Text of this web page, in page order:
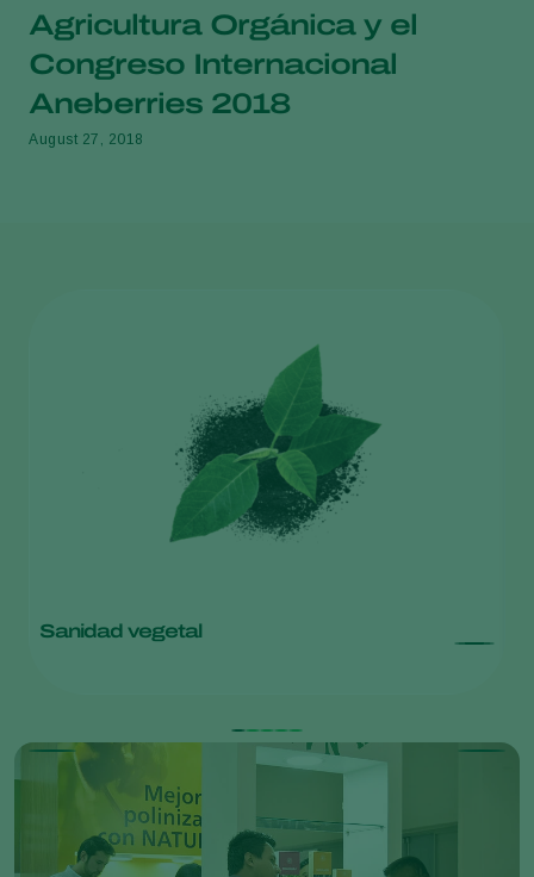
Agricultura Orgánica y el
Congreso Internacional
Aneberries 2018
August 27, 2018
Sanidad vegetal